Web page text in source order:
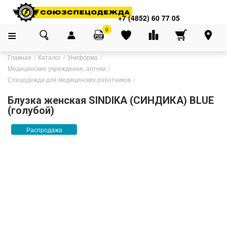
+7 (4852) 60 77 05
0
Главная Каталог
Униформа
Медицинские учреждения, аптеки
Спецодежда для медицинских работников
Блузка женская SINDIKA (СИНДИКА) BLUE
(голубой)
Распродажа